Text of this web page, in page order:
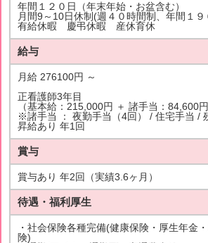
年間１２０日（年末年始・お盆含む）
月間9～10日休制(週４０時間制、年間１９
有給休暇 慶弔休暇 産休育休
給与
月給 276100円 ～
正看護師3年目
（基本給：215,000円 ＋ 諸手当：84,600円
※諸手当 ： 夜勤手当（4回） / 住宅手当 /
昇給あり 年1回
賞与
賞与あり 年2回（実績3.6ヶ月）
待遇・福利厚生
・社会保険各種完備(健康保険・厚生年金
険)